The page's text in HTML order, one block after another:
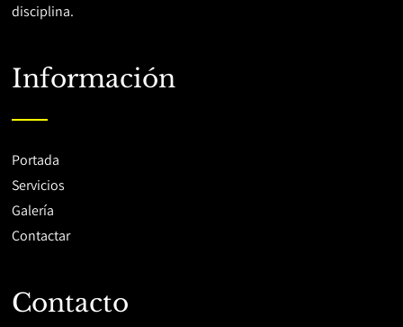
disciplina.
Información
Portada
Servicios
Galería
Contactar
Contacto